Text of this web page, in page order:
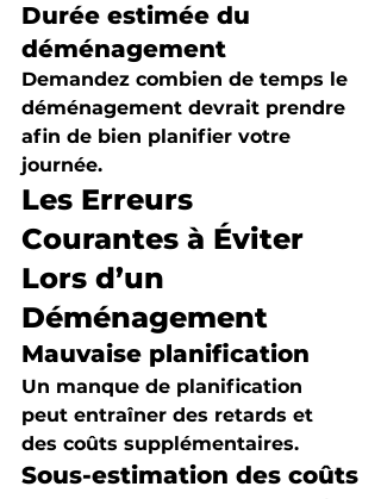
Durée estimée du
déménagement
Demandez combien de temps le
déménagement devrait prendre
afin de bien planifier votre
journée.
Les Erreurs
Courantes à Éviter
Lors d’un
Déménagement
Mauvaise planification
Un manque de planification
peut entraîner des retards et
des coûts supplémentaires.
Sous-estimation des coûts